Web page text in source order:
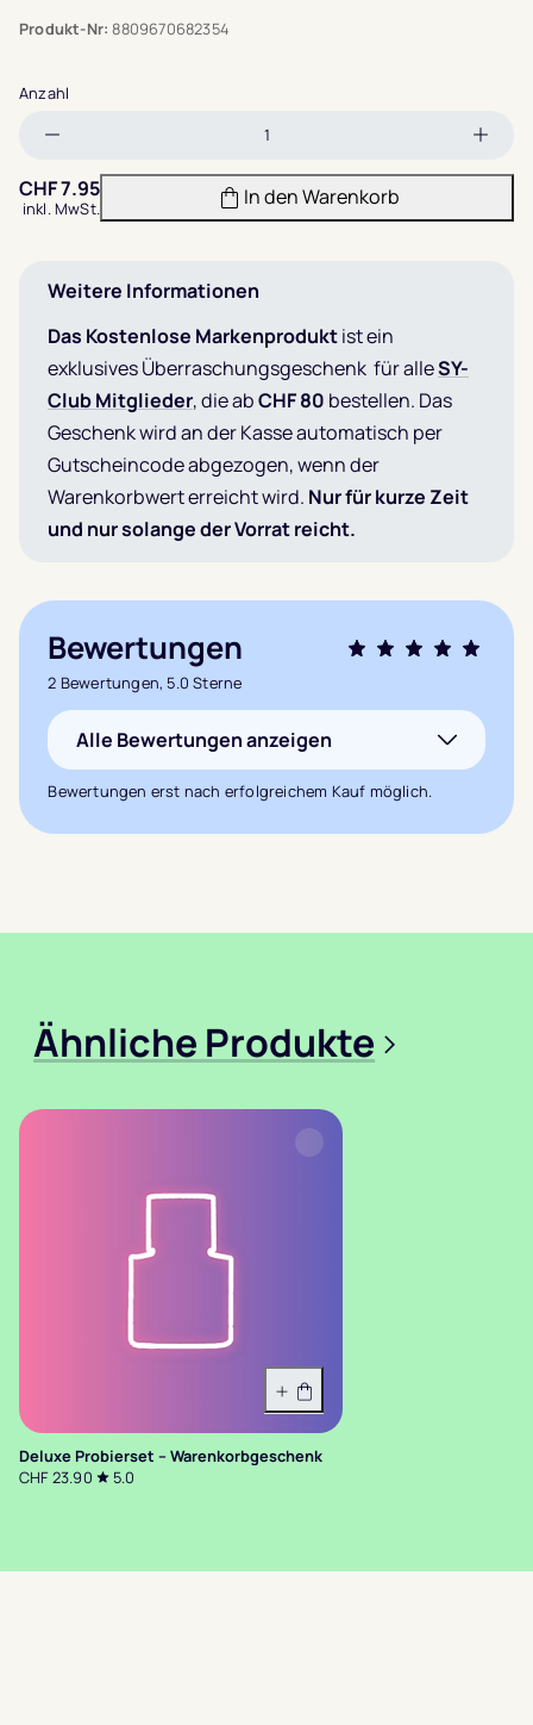
Produkt-Nr: 8809670682354
Anzahl
verringern
CHF7.95
inkl. MwSt. In den Warenkorb
Weitere Informationen
Das Kostenlose Markenproduktist ein
exklusives Überraschungsgeschenk für alleSY-
Club Mitglieder, die abCHF 80 bestellen. Das
Geschenk wird an der Kasse automatisch per
Gutscheincode abgezogen, wenn der
Warenkorbwert erreicht wird. Nur für kurze Zeit
und nur solange der Vorrat reicht.
Bewertungen
5.0von 5,
basierend auf
Kundenbewertungen
2 Bewertungen, 5.0 Sterne
Alle Bewertungen anzeigen
Bewertungen erst nach erfolgreichem Kauf möglich.
Ähnliche Produkte >
In den Warenkorb
Deluxe Probierset – Warenkorbgeschenk
CHF 23.90
5.0